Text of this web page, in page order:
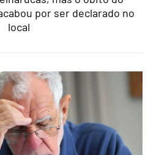
por ser declarado no
local